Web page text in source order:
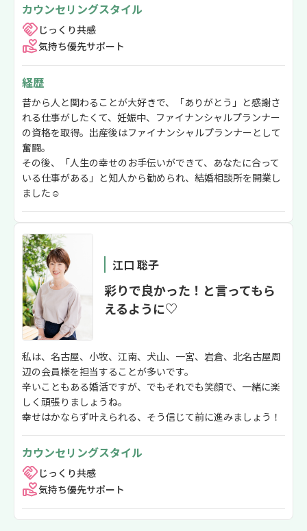
カウンセリングスタイル
じっくり共感
気持ち優先サポート
経歴
昔から人と関わることが大好きで、「ありがとう」と感謝さ
れる仕事がしたくて、妊娠中、ファイナンシャルプランナー
の資格を取得。出産後はファイナンシャルプランナーとして
奮闘。
その後、「人生の幸せのお手伝いができて、あなたに合って
いる仕事がある」と知人から勧められ、結婚相談所を開業し
ました☺
江口 聡子
彩りで良かった！と言ってもら
えるように♡
私は、名古屋、小牧、江南、犬山、一宮、岩倉、北名古屋周
辺の会員様を担当することが多いです。
辛いこともある婚活ですが、でもそれでも笑顔で、一緒に楽
しく頑張りましょうね。
幸せはかならず叶えられる、そう信じて前に進みましょう！
カウンセリングスタイル
じっくり共感
気持ち優先サポート